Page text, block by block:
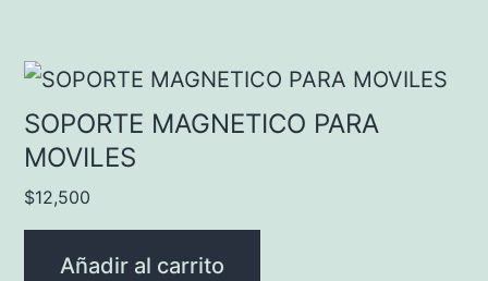
SOPORTE MAGNETICO PARA
MOVILES
$12,500
Añadir al carrito